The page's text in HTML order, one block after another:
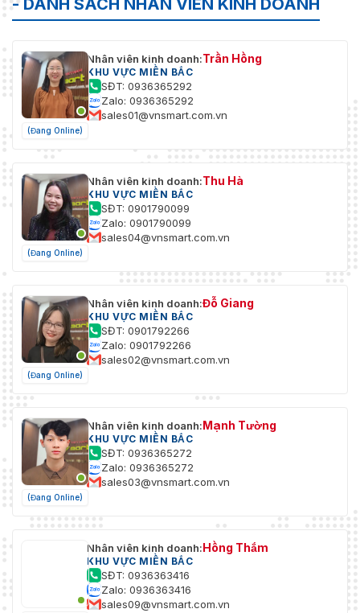
- DANH SÁCH NHÂN VIÊN KINH DOANH
(Đang Online)
Nhân viên kinh doanh:Trần Hồng
KHU VỰC MIỀN BẮC
SĐT: 0936365292
Zalo: 0936365292
sales01@vnsmart.com.vn
(Đang Online)
Nhân viên kinh doanh:Thu Hà
KHU VỰC MIỀN BẮC
SĐT: 0901790099
Zalo: 0901790099
sales04@vnsmart.com.vn
(Đang Online)
Nhân viên kinh doanh:Đỗ Giang
KHU VỰC MIỀN BẮC
SĐT: 0901792266
Zalo: 0901792266
sales02@vnsmart.com.vn
(Đang Online)
Nhân viên kinh doanh:Mạnh Tường
KHU VỰC MIỀN BẮC
SĐT: 0936365272
Zalo: 0936365272
sales03@vnsmart.com.vn
Nhân viên kinh doanh:Hồng Thắm
KHU VỰC MIỀN BẮC
SĐT: 0936363416
Zalo: 0936363416
sales09@vnsmart.com.vn